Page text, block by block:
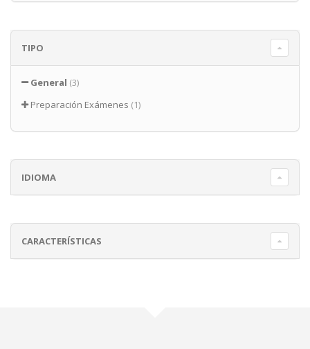
TIPO
General (3)
Preparación Exámenes (1)
IDIOMA
CARACTERÍSTICAS